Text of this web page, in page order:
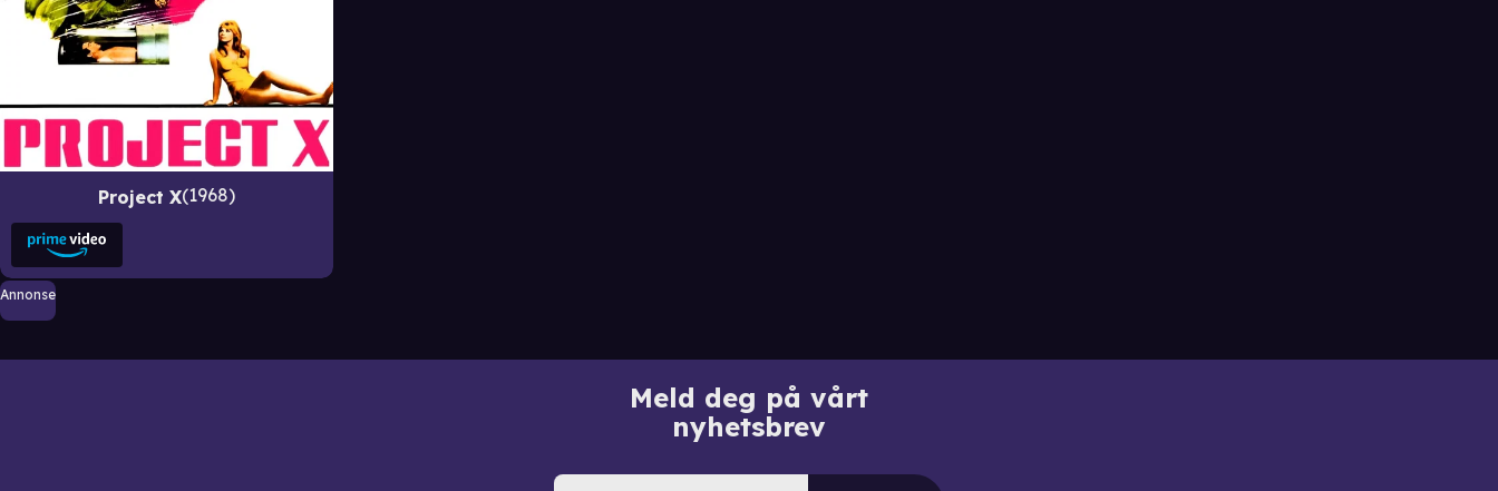
Project X 1968
Annonse
Meld deg på vårt
nyhetsbrev